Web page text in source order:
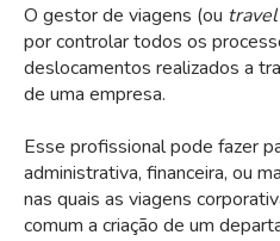
O gestor de viagens (ou
por controlar todos os
deslocamentos realizados a
de uma empresa.
Esse profissional pode fazer
administrativa, financeira, ou
nas quais as viagens
comum a criação de um